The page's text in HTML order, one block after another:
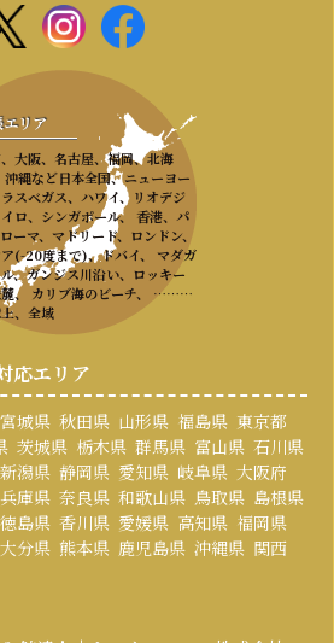
エリア
大阪、名古屋、福岡、北海
沖縄など日本全国、ニューヨー
スベガス、ハワイ、リオデジ
ロ、シンガポール、 香港、パ
ーマ、マドリード、ロンドン、
(-20度まで)、ドバイ、 マダガ
、ガンジス川沿い、ロッキー
麓、 カリブ海のビーチ、 ………
、全域
応エリア
宮城県 秋田県 山形県 福島県 東京都
茨城県 栃木県 群馬県 富山県 石川県
新潟県 静岡県 愛知県 岐阜県 大阪府
兵庫県 奈良県 和歌山県 鳥取県 島根県
徳島県 香川県 愛媛県 高知県 福岡県
大分県 熊本県 鹿児島県 沖縄県 関西